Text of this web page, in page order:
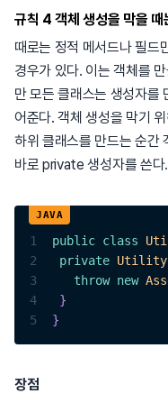
규칙 4 객체 생성을 막을
때로는 정적 메서드나 필드
경우가 있다. 이는 객체를
만 모든 클래스는 생성자를
어준다. 객체 생성을 막기
하위 클래스를 만드는 순간
바로 private 생성자를 쓴다.
1 public class
2
private
3
throw new
4
}
5
}
장점